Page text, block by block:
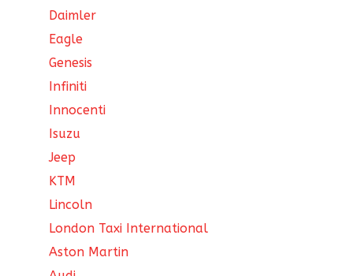
Daimler
Eagle
Genesis
Infiniti
Innocenti
Isuzu
Jeep
KTM
Lincoln
London Taxi International
Aston Martin